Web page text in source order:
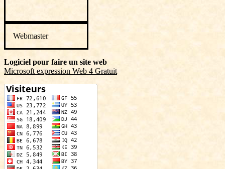
Webmaster
Logiciel pour faire un site web
Microsoft expression Web 4 Gratuit